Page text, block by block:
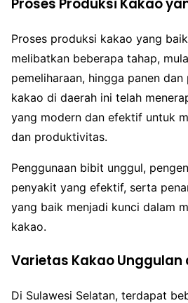
Proses Produksi Kakao
Proses produksi kakao yang
melibatkan beberapa tahap,
pemeliharaan, hingga panen
kakao di daerah ini telah
yang modern dan efektif untuk
dan produktivitas.
Penggunaan bibit unggul,
penyakit yang efektif, serta
yang baik menjadi kunci dalam
kakao.
Varietas Kakao Unggulan
Di Sulawesi Selatan, terdapat